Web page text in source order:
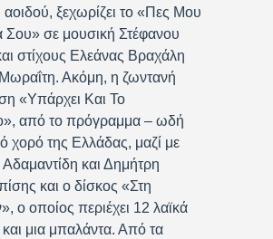
ξεχωρίζει το «Πες Μου
Σου» σε μουσική Στέφανου
στίχους Ελεάνας Βραχάλη
Ακόμη, η ζωντανή
«Υπάρχει Και Το
από το πρόγραμμα – ωδή
χορό της Ελλάδας, μαζί με
και Δημήτρη
και ο δίσκος «Στη
ο οποίος περιέχει 12 λαϊκά
και μια μπαλάντα. Από τα